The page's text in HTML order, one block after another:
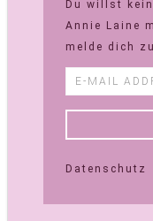
Du willst
Annie Laine
melde dich
Datenschutz